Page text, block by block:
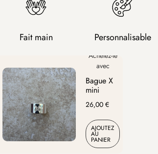
Fait main Personnalisable
Bague X
mini
26,00 €
AJOUTEZ
AU
PANIER